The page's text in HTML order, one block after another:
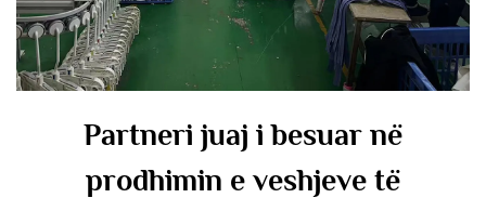
Partneri juaj i besuar në
prodhimin e veshjeve të